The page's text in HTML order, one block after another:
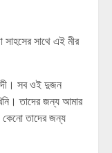
সাথে এই মীর
সব ওই দুজন
তাদের জন্য আমার
কেনো তাদের জন্য